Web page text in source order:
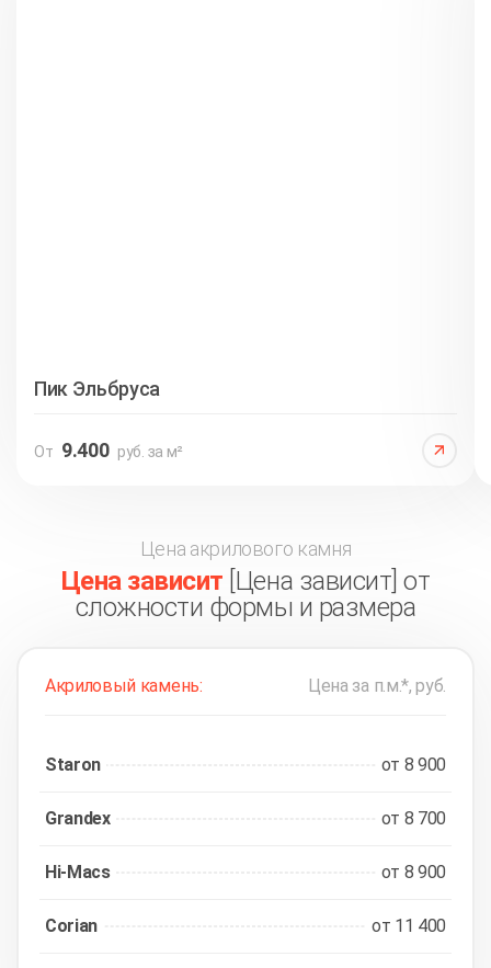
Пик Эльбруса
От 9.400 руб. за м²
Цена акрилового камня
Цена зависит [Цена зависит] от
сложности формы и размера
Акриловый камень: Цена за п.м.*, руб.
Staron от 8 900
Grandex от 8 700
Hi-Macs от 8 900
Corian от 11 400